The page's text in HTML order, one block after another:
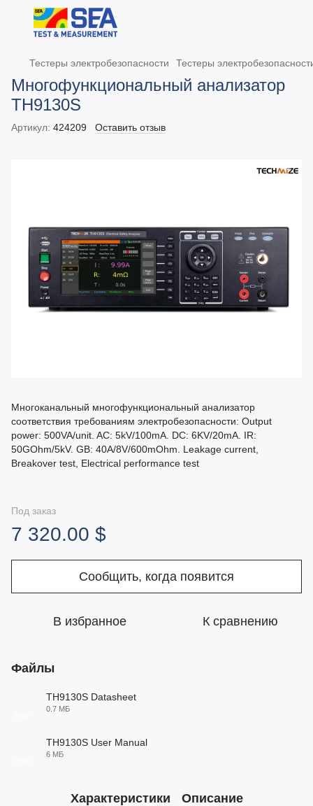
Тестеры электробезопасности Тестеры
Многофункциональный анализатор
TH9130S
Артикул: 424209 Оставить отзыв
Многоканальный многофункциональный анализатор
соответствия требованиям электробезопасности: Output
power: 500VA/unit. AC: 5kV/100mA. DC: 6KV/20mA. IR:
50GOhm/5kV. GB: 40A/8V/600mOhm. Leakage current,
Breakover test, Electrical performance test
Под заказ
7 320.00 $
Сообщить, когда появится
В избранное К сравнению
Файлы
TH9130S Datasheet
0.7 МБ
TH9130S User Manual
6 МБ
Характеристики Описание